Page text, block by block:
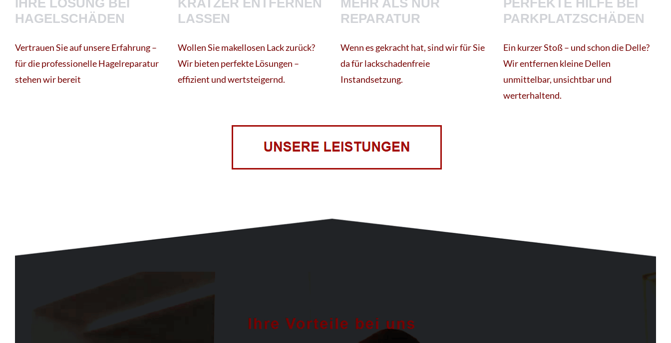
IHRE LÖSUNG BEI
HAGELSCHÄDEN
Vertrauen Sie auf unsere Erfahrung –
für die professionelle Hagelreparatur
stehen wir bereit
KRATZER ENTFERNEN
LASSEN
Wollen Sie makellosen Lack zurück?
Wir bieten perfekte Lösungen –
effizient und wertsteigernd.
MEHR ALS NUR
REPARATUR
Wenn es gekracht hat, sind wir für Sie
da für lackschadenfreie
Instandsetzung.
PERFEKTE HILFE BEI
PARKPLATZSCHÄDEN
Ein kurzer Stoß – und schon die Delle?
Wir entfernen kleine Dellen
unmittelbar, unsichtbar und
werterhaltend.